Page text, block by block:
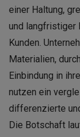
einer Haltung,
und langfristiger
Kunden.
Materialien,
Einbindung in
nutzen ein
differenzierte
Die Botschaft